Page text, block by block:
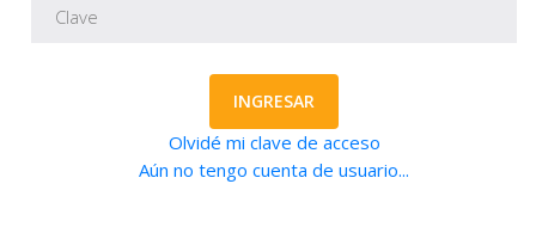
INGRESAR
Olvidé mi clave de acceso
Aún no tengo cuenta de usuario...